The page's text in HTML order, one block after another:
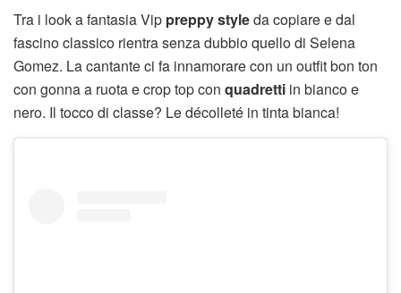
Tra i look a fantasia Vip preppy styleda copiare e dal
fascino classico rientra senza dubbio quello di Selena
Gomez. La cantante ci fa innamorare con un outfit bon ton
con gonna a ruota e crop top con quadretti in bianco e
nero. Il tocco di classe? Le décolleté in tinta bianca!